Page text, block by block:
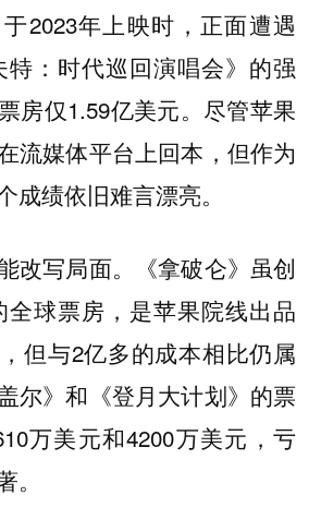
于2023年上映时，正面遭遇
特：时代巡回演唱会》的强
房仅1.59亿美元。尽管苹果
流媒体平台上回本，但作为
成绩依旧难言漂亮。
改写局面。《拿破仑》虽创
全球票房，是苹果院线出品
但与2亿多的成本相比仍属
尔》和《登月大计划》的票
万美元和4200万美元，亏